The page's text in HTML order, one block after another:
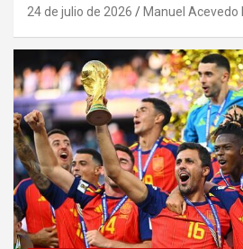
24 de julio de 2026 Manuel Acevedo